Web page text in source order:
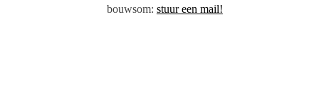
bouwsom: stuur een mail!